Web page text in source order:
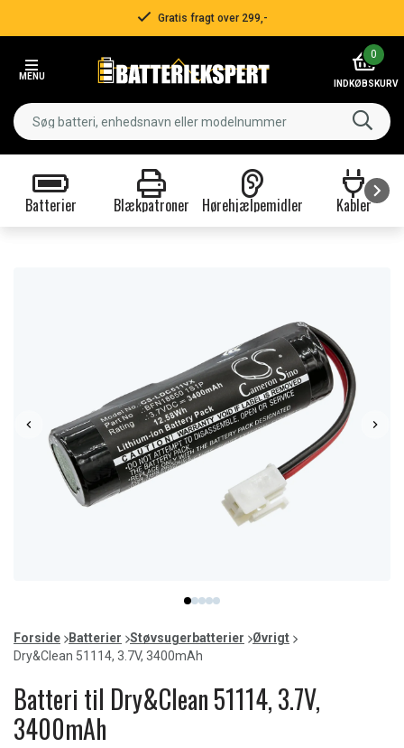
Gratis fragt over 299,-
MENU
0
INDKØBSKURV
Batterier Blækpatroner Hørehjælpemidler Kabler
item
0
item
1
item
2
item
3
item
4
of
5
Forside Batterier Støvsugerbatterier
Øvrigt
Dry&Clean 51114, 3.7V, 3400mAh
Batteri til Dry&Clean 51114, 3.7V,
3400mAh